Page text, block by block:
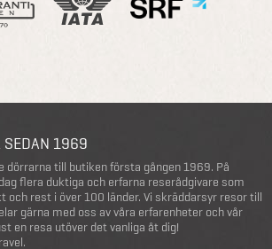
SEDAN 1969
dörrarna till butiken första gången 1969. På
flera duktiga och erfarna reserådgivare som
och rest i över 100 länder. Vi skräddarsyr resor till
gärna med oss av våra erfarenheter och vår
en resa utöver det vanliga åt dig!
.